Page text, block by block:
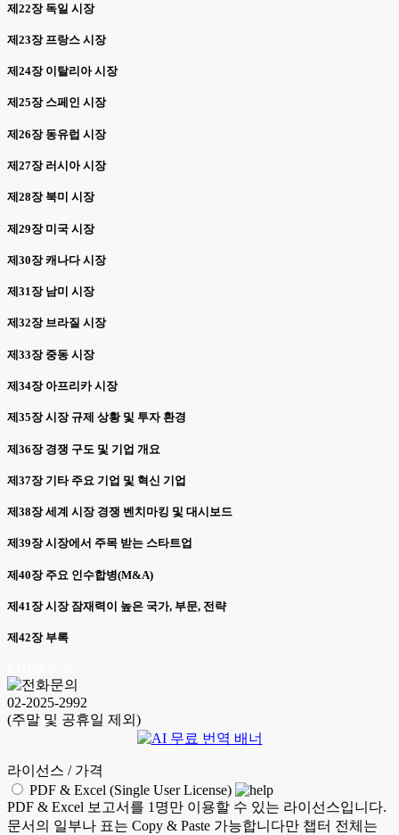
제22장 독일 시장
제23장 프랑스 시장
제24장 이탈리아 시장
제25장 스페인 시장
제26장 동유럽 시장
제27장 러시아 시장
제28장 북미 시장
제29장 미국 시장
제30장 캐나다 시장
제31장 남미 시장
제32장 브라질 시장
제33장 중동 시장
제34장 아프리카 시장
제35장 시장 규제 상황 및 투자 환경
제36장 경쟁 구도 및 기업 개요
제37장 기타 주요 기업 및 혁신 기업
제38장 세계 시장 경쟁 벤치마킹 및 대시보드
제39장 시장에서 주목 받는 스타트업
제40장 주요 인수합병(M&A)
제41장 시장 잠재력이 높은 국가, 부문, 전략
제42장 부록
02-2025-2992
(주말 및 공휴일 제외)
라이선스 / 가격
PDF & Excel (Single User License)
PDF & Excel 보고서를 1명만 이용할 수 있는 라이선스입니다.
문서의 일부나 표는 Copy & Paste 가능합니다만 챕터 전체는